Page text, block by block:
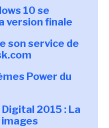
10 se
version finale
son service de
Power du
2015 : La
images